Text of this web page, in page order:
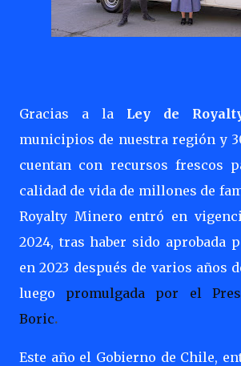
Gracias a la Ley de
municipios de nuestra región y
cuentan con recursos frescos
calidad de vida de millones de
Royalty Minero entró en
2024, tras haber sido aprobada
en 2023 después de varios años
luego promulgada por el
Boric.
Este año el Gobierno de Chile,